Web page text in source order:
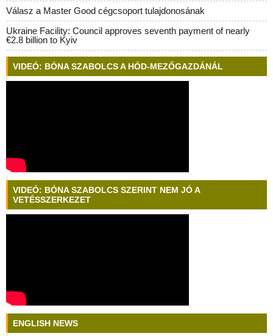
Válasz a Master Good cégcsoport tulajdonosának
Ukraine Facility: Council approves seventh payment of nearly
€2.8 billion to Kyiv
VIDEÓ: BÓNA SZABOLCS A HÓD-MEZŐGAZDÁNÁL
VIDEÓ: BÓNA SZABOLCS SZERINT NEM JÓ A
VETÉSSZERKEZET
ENGLISH NEWS